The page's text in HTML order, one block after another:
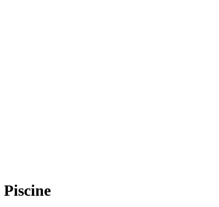
Piscine